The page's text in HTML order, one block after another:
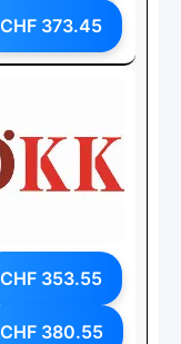
CHF 373.45
CHF 353.55
CHF 380.55